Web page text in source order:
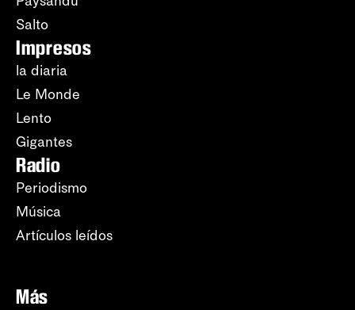
Salto
Impresos
la diaria
Le Monde
Lento
Gigantes
Radio
Periodismo
Música
Artículos leídos
Más